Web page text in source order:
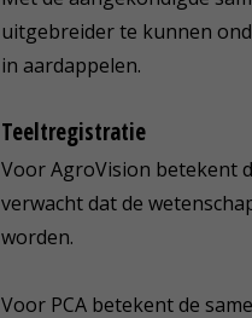
uitgebreider te kunnen
in aardappelen.
Teeltregistratie
Voor AgroVision betekent
verwacht dat de
worden.
Voor PCA betekent de